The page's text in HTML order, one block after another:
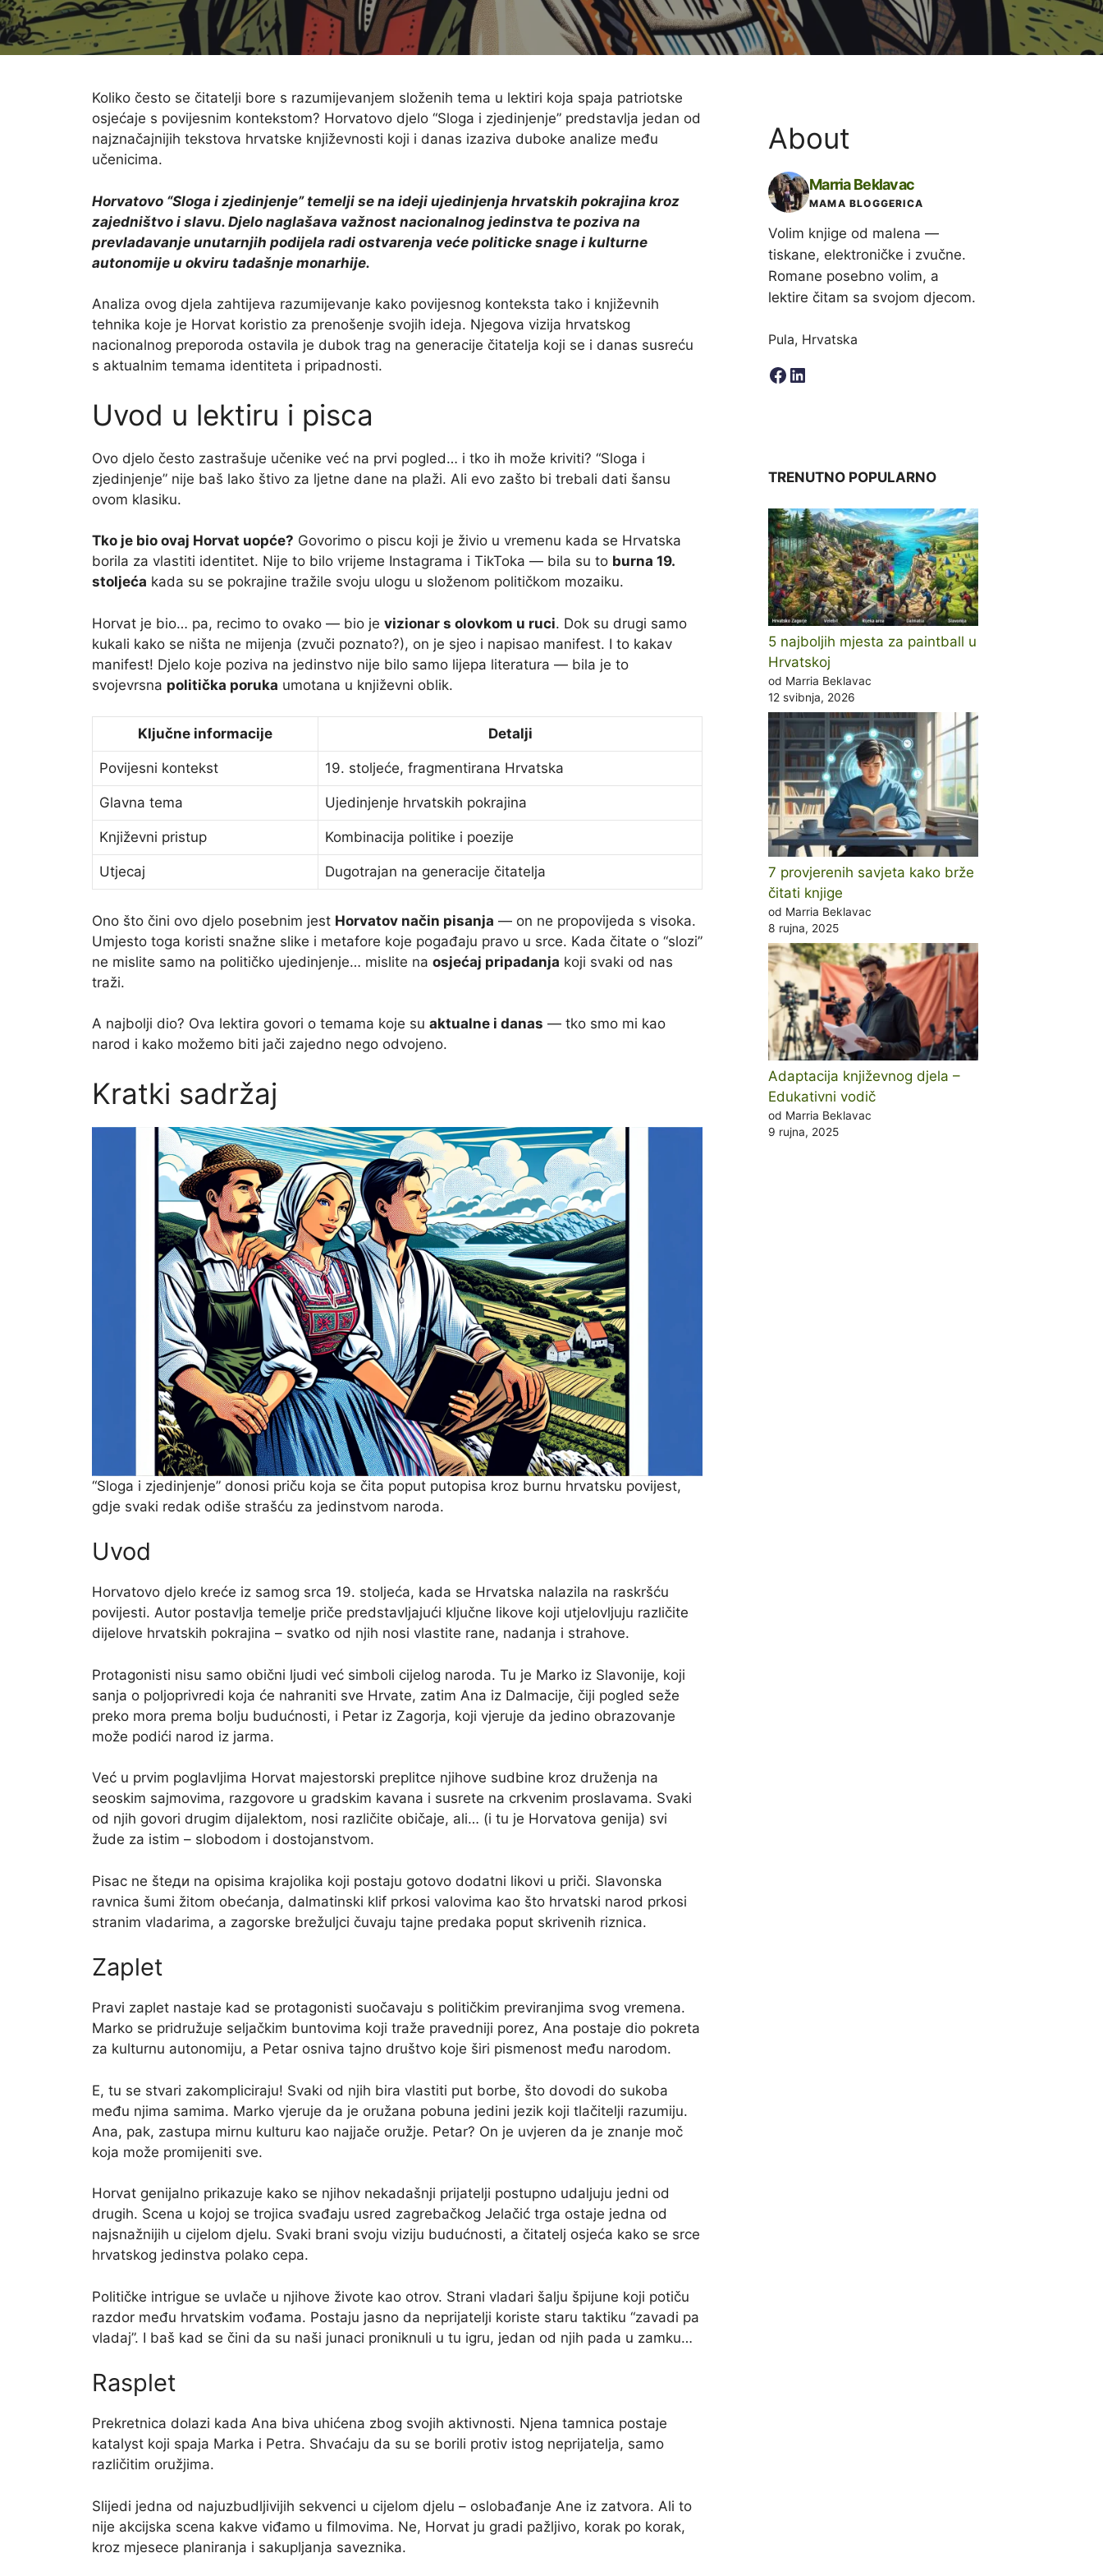
Koliko često se čitatelji bore s razumijevanjem složenih tema u lektiri koja spaja patriotske
osjećaje s povijesnim kontekstom? Horvatovo djelo “Sloga i zjedinjenje” predstavlja jedan od
najznačajnijih tekstova hrvatske književnosti koji i danas izaziva duboke analize među
učenicima.
Horvatovo “Sloga i zjedinjenje” temelji se na ideji ujedinjenja hrvatskih pokrajina kroz
zajedništvo i slavu. Djelo naglašava važnost nacionalnog jedinstva te poziva na
prevladavanje unutarnjih podijela radi ostvarenja veće politicke snage i kulturne
autonomije u okviru tadašnje monarhije.
Analiza ovog djela zahtijeva razumijevanje kako povijesnog konteksta tako i književnih
tehnika koje je Horvat koristio za prenošenje svojih ideja. Njegova vizija hrvatskog
nacionalnog preporoda ostavila je dubok trag na generacije čitatelja koji se i danas susreću
s aktualnim temama identiteta i pripadnosti.
Uvod u lektiru i pisca
Ovo djelo često zastrašuje učenike već na prvi pogled… i tko ih može kriviti? “Sloga i
zjedinjenje” nije baš lako štivo za ljetne dane na plaži. Ali evo zašto bi trebali dati šansu
ovom klasiku.
Tko je bio ovaj Horvat uopće? Govorimo o piscu koji je živio u vremenu kada se Hrvatska
borila za vlastiti identitet. Nije to bilo vrijeme Instagrama i TikToka — bila su to burna 19.
stoljeća kada su se pokrajine tražile svoju ulogu u složenom političkom mozaiku.
Horvat je bio… pa, recimo to ovako — bio je vizionar s olovkom u ruci. Dok su drugi samo
kukali kako se ništa ne mijenja (zvuči poznato?), on je sjeo i napisao manifest. I to kakav
manifest! Djelo koje poziva na jedinstvo nije bilo samo lijepa literatura — bila je to
svojevrsna politička poruka umotana u književni oblik.
Ključne informacije Detalji
Povijesni kontekst 19. stoljeće, fragmentirana Hrvatska
Glavna tema Ujedinjenje hrvatskih pokrajina
Književni pristup Kombinacija politike i poezije
Utjecaj Dugotrajan na generacije čitatelja
Ono što čini ovo djelo posebnim jest Horvatov način pisanja — on ne propovijeda s visoka.
Umjesto toga koristi snažne slike i metafore koje pogađaju pravo u srce. Kada čitate o “slozi”
ne mislite samo na političko ujedinjenje… mislite na osjećaj pripadanja koji svaki od nas
traži.
A najbolji dio? Ova lektira govori o temama koje su aktualne i danas — tko smo mi kao
narod i kako možemo biti jači zajedno nego odvojeno.
Kratki sadržaj
“Sloga i zjedinjenje” donosi priču koja se čita poput putopisa kroz burnu hrvatsku povijest,
gdje svaki redak odiše strašću za jedinstvom naroda.
Uvod
Horvatovo djelo kreće iz samog srca 19. stoljeća, kada se Hrvatska nalazila na raskršću
povijesti. Autor postavlja temelje priče predstavljajući ključne likove koji utjelovljuju različite
dijelove hrvatskih pokrajina – svatko od njih nosi vlastite rane, nadanja i strahove.
Protagonisti nisu samo obični ljudi već simboli cijelog naroda. Tu je Marko iz Slavonije, koji
sanja o poljoprivredi koja će nahraniti sve Hrvate, zatim Ana iz Dalmacije, čiji pogled seže
preko mora prema bolju budućnosti, i Petar iz Zagorja, koji vjeruje da jedino obrazovanje
može podići narod iz jarma.
Već u prvim poglavljima Horvat majestorski preplitce njihove sudbine kroz druženja na
seoskim sajmovima, razgovore u gradskim kavana i susrete na crkvenim proslavama. Svaki
od njih govori drugim dijalektom, nosi različite običaje, ali… (i tu je Horvatova genija) svi
žude za istim – slobodom i dostojanstvom.
Pisac ne šteди na opisima krajolika koji postaju gotovo dodatni likovi u priči. Slavonska
ravnica šumi žitom obećanja, dalmatinski klif prkosi valovima kao što hrvatski narod prkosi
stranim vladarima, a zagorske brežuljci čuvaju tajne predaka poput skrivenih riznica.
Zaplet
Pravi zaplet nastaje kad se protagonisti suočavaju s političkim previranjima svog vremena.
Marko se pridružuje seljačkim buntovima koji traže pravedniji porez, Ana postaje dio pokreta
za kulturnu autonomiju, a Petar osniva tajno društvo koje širi pismenost među narodom.
E, tu se stvari zakompliciraju! Svaki od njih bira vlastiti put borbe, što dovodi do sukoba
među njima samima. Marko vjeruje da je oružana pobuna jedini jezik koji tlačitelji razumiju.
Ana, pak, zastupa mirnu kulturu kao najjače oružje. Petar? On je uvjeren da je znanje moč
koja može promijeniti sve.
Horvat genijalno prikazuje kako se njihov nekadašnji prijatelji postupno udaljuju jedni od
drugih. Scena u kojoj se trojica svađaju usred zagrebačkog Jelačić trga ostaje jedna od
najsnažnijih u cijelom djelu. Svaki brani svoju viziju budućnosti, a čitatelj osjeća kako se srce
hrvatskog jedinstva polako cepa.
Političke intrigue se uvlače u njihove živote kao otrov. Strani vladari šalju špijune koji potiču
razdor među hrvatskim vođama. Postaju jasno da neprijatelji koriste staru taktiku “zavadi pa
vladaj”. I baš kad se čini da su naši junaci proniknuli u tu igru, jedan od njih pada u zamku…
Rasplet
Prekretnica dolazi kada Ana biva uhićena zbog svojih aktivnosti. Njena tamnica postaje
katalyst koji spaja Marka i Petra. Shvaćaju da su se borili protiv istog neprijatelja, samo
različitim oružjima.
Slijedi jedna od najuzbudljivijih sekvenci u cijelom djelu – oslobađanje Ane iz zatvora. Ali to
nije akcijska scena kakve viđamo u filmovima. Ne, Horvat ju gradi pažljivo, korak po korak,
kroz mjesece planiranja i sakupljanja saveznika.
About
Marria Beklavac
MAMA BLOGGERICA
Volim knjige od malena —
tiskane, elektroničke i zvučne.
Romane posebno volim, a
lektire čitam sa svojom djecom.
Pula, Hrvatska
Facebook
LinkedIn
TRENUTNO POPULARNO
5 najboljih mjesta za paintball u
Hrvatskoj
od Marria Beklavac
12 svibnja, 2026
7 provjerenih savjeta kako brže
čitati knjige
od Marria Beklavac
8 rujna, 2025
Adaptacija književnog djela –
Edukativni vodič
od Marria Beklavac
9 rujna, 2025